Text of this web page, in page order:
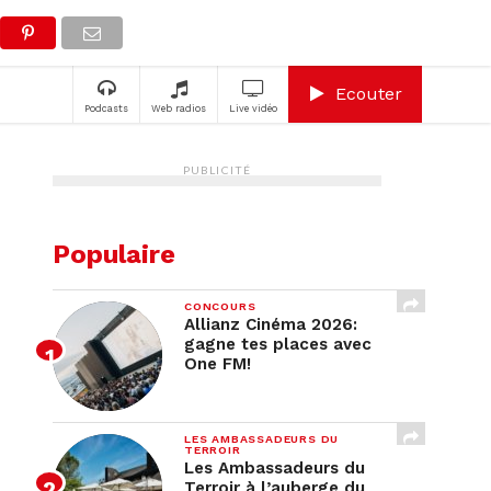
Podcasts Web radios Live vidéo
Ecouter
PUBLICITÉ
Populaire
CONCOURS
Allianz Cinéma 2026:
gagne tes places avec
One FM!
LES AMBASSADEURS DU
TERROIR
Les Ambassadeurs du